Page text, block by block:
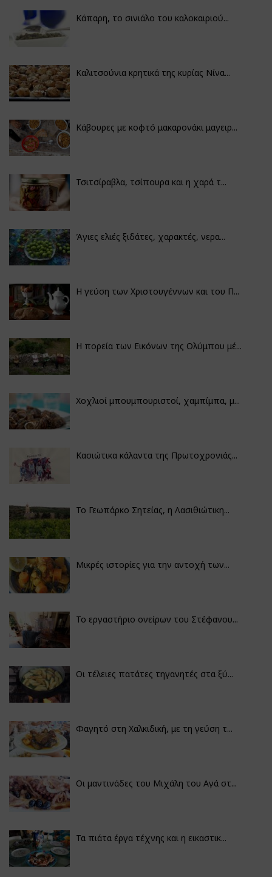
Κάπαρη, το σινιάλο του καλοκαιριού...
Καλιτσούνια κρητικά της κυρίας Νίνα...
Κάβουρες με κοφτό μακαρονάκι μαγειρ...
Τσιτσίραβλα, τσίπουρα και η χαρά τ...
Άγιες ελιές ξιδάτες, χαρακτές, νερα...
Η γεύση των Χριστουγέννων και του Π...
Η πορεία των Εικόνων της Ολύμπου μέ...
Χοχλιοί μπουμπουριστοί, χαμπίμπα, μ...
Κασιώτικα κάλαντα της Πρωτοχρονιάς...
Το Γεωπάρκο Σητείας, η Λασιθιώτικη...
Μικρές ιστορίες για την αντοχή των...
Το εργαστήριο ονείρων του Στέφανου...
Οι τέλειες πατάτες τηγανητές στα ξύ...
Φαγητό στη Χαλκιδική, με τη γεύση τ...
Οι μαντινάδες του Μιχάλη του Αγά στ...
Τα πιάτα έργα τέχνης και η εικαστικ...